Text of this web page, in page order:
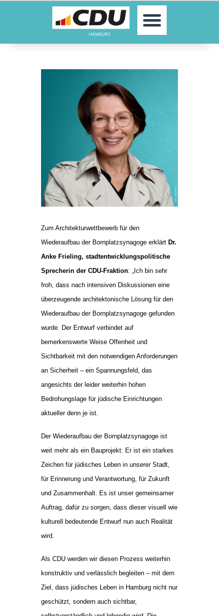
MOIN!
AKTUELLES
PARLAMENTE
KONTAKT
SPENDEN
MITGLIED WERDEN!
Zum Architekturwettbewerb für den
Wiederaufbau der Bornplatzsynagoge erklärt Dr.
Anke Frieling, stadtentwicklungspolitische
Sprecherin der CDU-Fraktion: „Ich bin sehr
froh, dass nach intensiven Diskussionen eine
überzeugende architektonische Lösung für den
Wiederaufbau der Bornplatzsynagoge gefunden
wurde. Der Entwurf verbindet auf
bemerkenswerte Weise Offenheit und
Sichtbarkeit mit den notwendigen Anforderungen
an Sicherheit – ein Spannungsfeld, das
angesichts der leider weiterhin hohen
Bedrohungslage für jüdische Einrichtungen
aktueller denn je ist.
Der Wiederaufbau der Bornplatzsynagoge ist
weit mehr als ein Bauprojekt: Er ist ein starkes
Zeichen für jüdisches Leben in unserer Stadt,
für Erinnerung und Verantwortung, für Zukunft
und Zusammenhalt. Es ist unser gemeinsamer
Auftrag, dafür zu sorgen, dass dieser visuell wie
kulturell bedeutende Entwurf nun auch Realität
wird.
Als CDU werden wir diesen Prozess weiterhin
konstruktiv und verlässlich begleiten – mit dem
Ziel, dass jüdisches Leben in Hamburg nicht nur
geschützt, sondern auch sichtbar,